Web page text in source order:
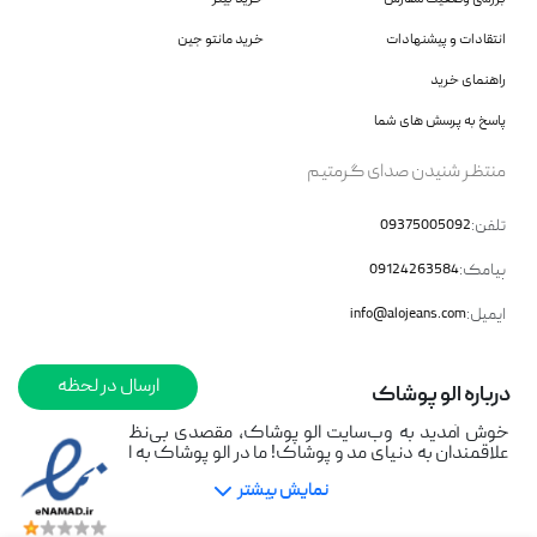
ارسال در لحظه
انتقادات و پیشنهادات
راهنمای خرید
پاسخ به پرسش های شما
خرید مانتو جین
منتظر شنیدن صدای گرمتیم
تلفن:09375005092
پیامک:09124263584
ایمیل:info@alojeans.com
درباره الو‌ پوشاک
خوش آمدید به وب‌سایت الو پوشاک، مقصدی بی‌نظیر برای تمامی
علاقمندان به دنیای مد و پوشاک! ما در الو پوشاک به ارائه جدیدترین
مدل‌ها و ترندهای روز در صنعت جین متعهد هستیم. با هدف تأمین
نیازهای شما و ارائه محصولاتی با کیفیت بالا و طراحی‌های منحصر به
فرد، تلاش می‌کنیم تا تجربه خریدی لذت‌بخش و ساده را برای شما
نمایش بیشتر